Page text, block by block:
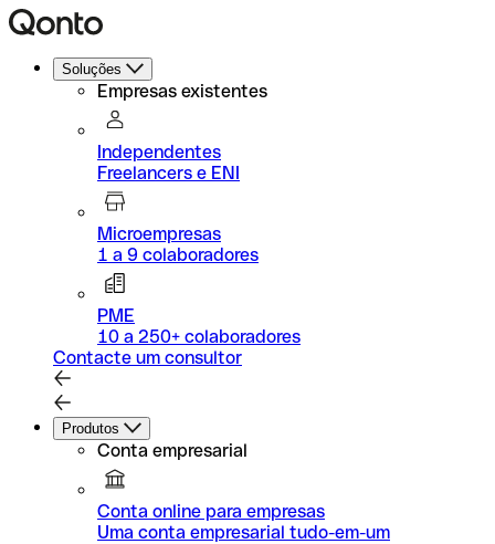
Soluções
Empresas existentes
Independentes
Freelancers e ENI
Microempresas
1 a 9 colaboradores
PME
10 a 250+ colaboradores
Contacte um consultor
Produtos
Conta empresarial
Conta online para empresas
Uma conta empresarial tudo-em-um